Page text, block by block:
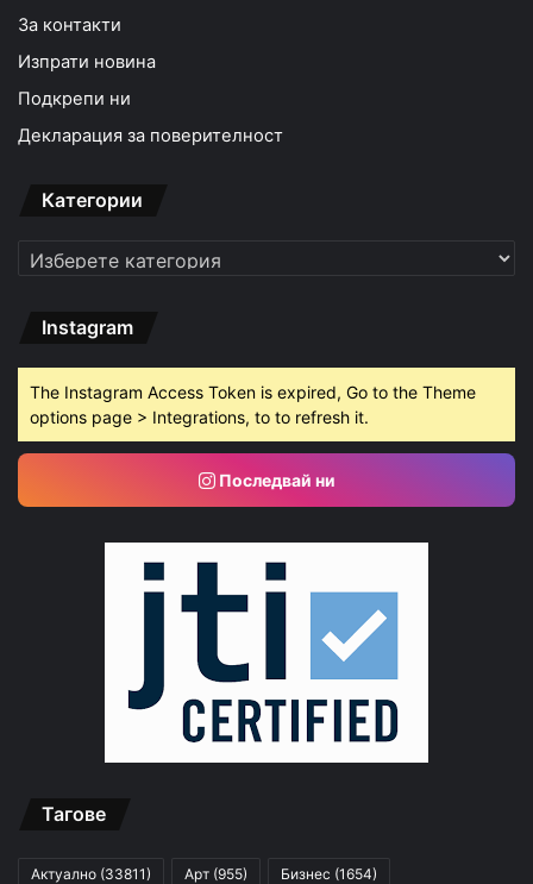
За контакти
Изпрати новина
Подкрепи ни
Декларация за поверителност
Категории
Категории
Instagram
The Instagram Access Token is expired, Go to the Theme
options page > Integrations, to to refresh it.
Последвай ни
Тагове
Актуално (33811) Арт (955) Бизнес (1654)